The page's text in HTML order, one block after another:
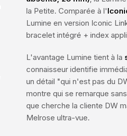
la Petite. Comparée à l'
Lumine en version Iconic
bracelet intégré + index
L'avantage Lumine tient à la
connaisseur identifie
un détail "qui n'est pas du
montre qui se remarque
que cherche la cliente DW
Melrose ultra-vue.